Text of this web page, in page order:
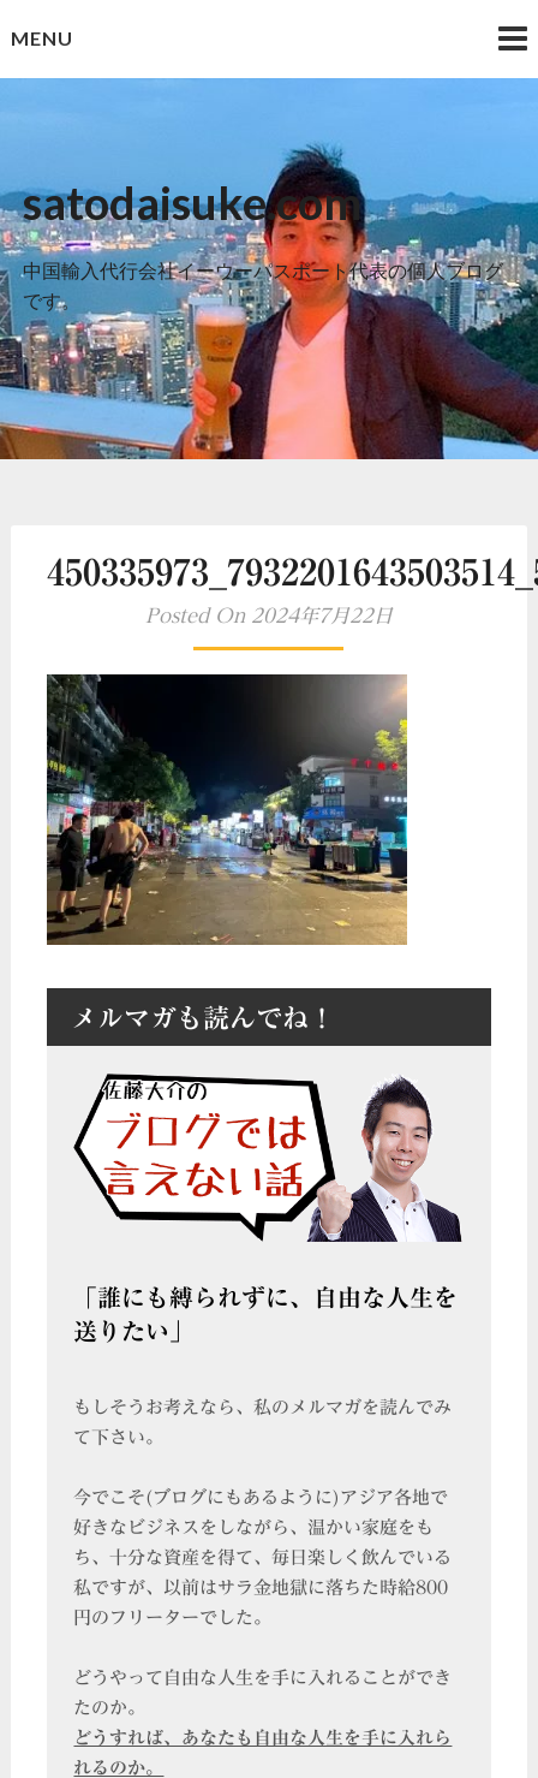
toMENU
satodaisuke.com
中国輸入代行会社イーウーパスポート代表の個人ブログ
です。
Posted On 2024年7月22日
メルマガも読んでね！
「誰にも縛られずに、自由な人生を
送りたい」
もしそうお考えなら、私のメルマガを読んでみ
て下さい。
今でこそ(ブログにもあるように)アジア各地で
好きなビジネスをしながら、温かい家庭をも
ち、十分な資産を得て、毎日楽しく飲んでいる
私ですが、以前はサラ金地獄に落ちた時給800
円のフリーターでした。
どうやって自由な人生を手に入れることができ
たのか。
どうすれば、あなたも自由な人生を手に入れら
れるのか。